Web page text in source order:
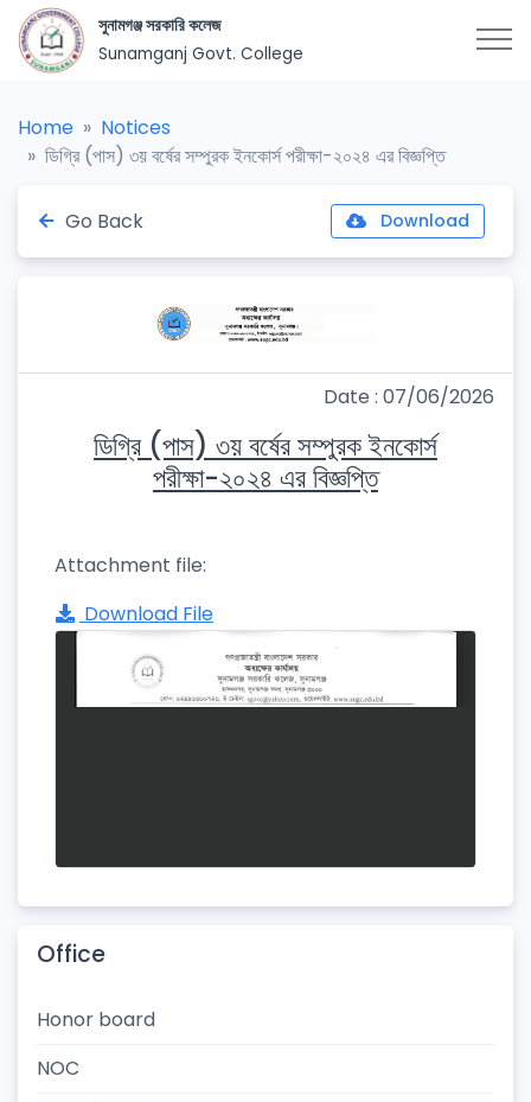
সুনামগঞ্জ সরকারি কলেজ
Sunamganj Govt. College
Home
Notices
ডিগ্রি (পাস) ৩য় বর্ষের সম্পুরক ইনকোর্স পরীক্ষা-২০২৪ এর বিজ্ঞপ্তি
Go Back Download
Date : 07/06/2026
ডিগ্রি (পাস) ৩য় বর্ষের সম্পুরক ইনকোর্স
পরীক্ষা-২০২৪ এর বিজ্ঞপ্তি
Attachment file:
Download File
Office
Honor board
NOC